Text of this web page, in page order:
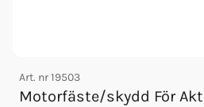
Art. nr19503
Motorfäste/skydd För